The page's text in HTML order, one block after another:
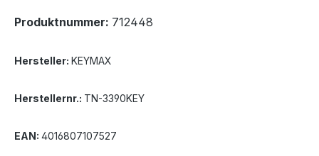
Produktnummer: 712448
Hersteller: KEYMAX
Herstellernr.: TN-3390KEY
EAN: 4016807107527